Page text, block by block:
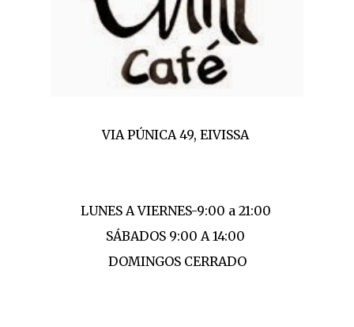
VIA PÚNICA 49, EIVISSA
LUNES A VIERNES-9:00 a 21:00
SÁBADOS 9:00 A 14:00
DOMINGOS CERRADO